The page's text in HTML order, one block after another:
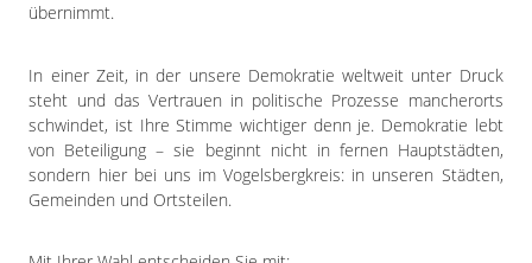
übernimmt.
In einer Zeit, in der unsere Demokratie weltweit unter Druck
steht und das Vertrauen in politische Prozesse mancherorts
schwindet, ist Ihre Stimme wichtiger denn je. Demokratie lebt
von Beteiligung – sie beginnt nicht in fernen Hauptstädten,
sondern hier bei uns im Vogelsbergkreis: in unseren Städten,
Gemeinden und Ortsteilen.